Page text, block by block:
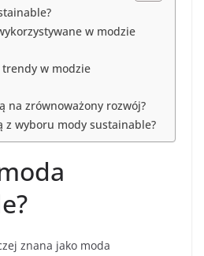
w modzie
trendy w modzie
na zrównoważony rozwój?
z wyboru mody sustainable?
znana jako moda